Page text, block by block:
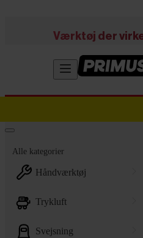
Værktøj der
Alle kategorier
håndværktøj
trykluft
svejsning